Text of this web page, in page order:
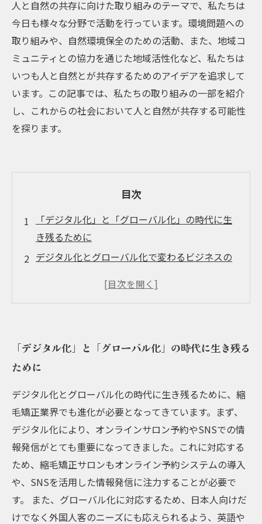
人と自然の共存に向けた取り組みのテーマで、私たちは
今日も様々な分野で活動を行っています。環境問題への
取り組みや、自然環境保全のための活動、また、地域コ
ミュニティとの協力を通じた地域活性化など、私たちは
いつも人と自然とが共存するためのアイデアを追求して
います。この記事では、私たちの取り組みの一部を紹介
し、これからの社会において人と自然が共存する可能性
を探ります。
目次
「デジタル化」と「グローバル化」の時代に生
き残るために
デジタル化とグローバル化で変わるビジネスの
成功する企業に共通する「デジタル変革」の姿
デジタルマーケティングで効率的な顧客獲得を
実現する方法
「デジタル化」と「グローバル化」の時代に生き残る
ために
デジタル化とグローバル化の時代に生き残るために、縮
毛矯正業界でも進化が必要となってきています。まず、
デジタル化により、オンラインサロン予約やSNSでの情
報発信がとても重要になってきました。これに対応する
ため、縮毛矯正サロンもオンライン予約システムの導入
や、SNSを活用した情報発信に注力することが必要で
す。 また、グローバル化に対応するため、日本人向けだ
けでなく外国人客のニーズにも応えられるよう、英語や